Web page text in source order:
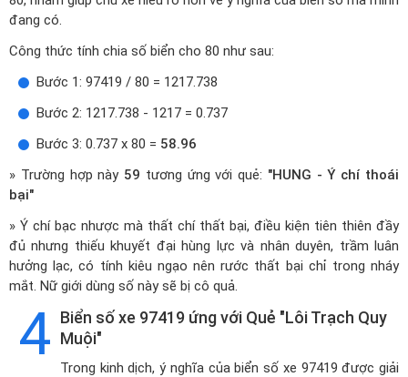
đang có.
Công thức tính chia số biển cho 80 như sau:
Bước 1: 97419 / 80 = 1217.738
Bước 2: 1217.738 - 1217 = 0.737
Bước 3: 0.737 x 80 = 58.96
» Trường hợp này 59 tương ứng với quẻ: "HUNG - Ý chí thoái
bại"
» Ý chí bạc nhược mà thất chí thất bại, điều kiện tiên thiên đầy
đủ nhưng thiếu khuyết đại hùng lực và nhân duyên, trầm luân
hưởng lạc, có tính kiêu ngạo nên rước thất bại chỉ trong nháy
mắt. Nữ giới dùng số này sẽ bị cô quả.
4 Biển số xe 97419 ứng với Quẻ "Lôi Trạch Quy
Muội"
Trong kinh dịch, ý nghĩa của biển số xe 97419 được giải